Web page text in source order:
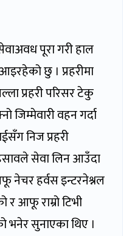
पूरा गरी हाल
छु । प्रहरीमा
प्रहरी परिसर टेकु
जिम्मेवारी वहन गर्दा
निज प्रहरी
सेवा लिन आउँदा
नेचर हर्वस इन्टरनेश्नल
र आफू राम्रो टिभी
भनेर सुनाएका थिए ।